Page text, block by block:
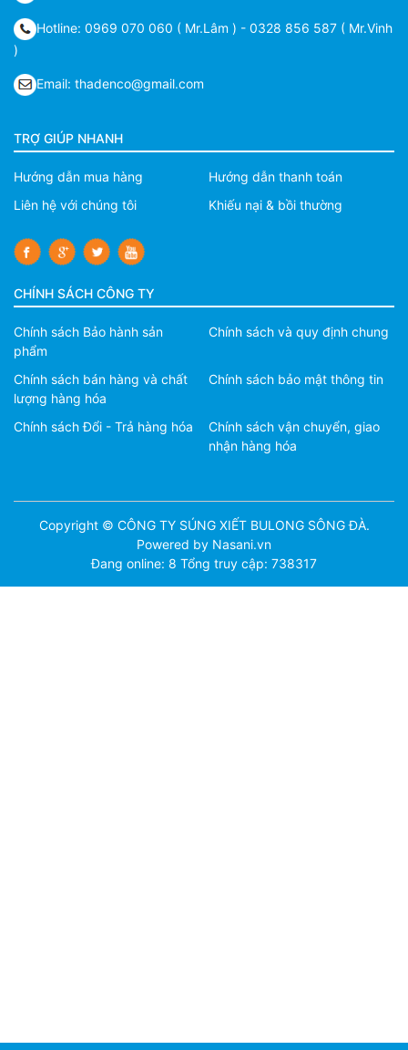
Hotline: 0969 070 060 ( Mr.Lâm ) - 0328 856 587 ( Mr.Vinh
)
Email: thadenco@gmail.com
TRỢ GIÚP NHANH
Hướng dẫn mua hàng
Hướng dẫn thanh toán
Liên hệ với chúng tôi
Khiếu nại & bồi thường
CHÍNH SÁCH CÔNG TY
Chính sách Bảo hành sản
phẩm
Chính sách và quy định chung
Chính sách bán hàng và chất
lượng hàng hóa
Chính sách bảo mật thông tin
Chính sách Đổi - Trả hàng hóa
Chính sách vận chuyển, giao
nhận hàng hóa
Copyright © CÔNG TY SÚNG XIẾT BULONG SÔNG ĐÀ.
Powered by Nasani.vn
Đang online: 8 Tổng truy cập: 738317